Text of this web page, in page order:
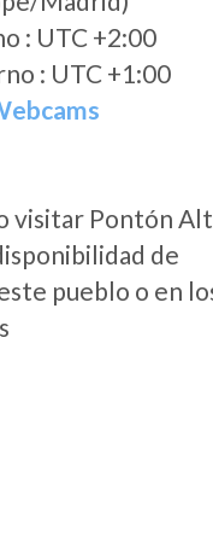
: UTC +2:00
: UTC +1:00
visitar Pontón
de
pueblo o en